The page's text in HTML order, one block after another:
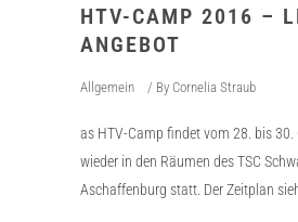
HTV-CAMP 2016 –
ANGEBOT
Allgemein By Cornelia Straub
as HTV-Camp findet vom 28. bis 30.
wieder in den Räumen des TSC
Aschaffenburg statt. Der Zeitplan